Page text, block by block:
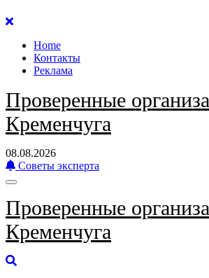
Перейти
содержанию
Home
Контакты
Реклама
Проверенные
Кременчуга
08.08.2026
Советы эксперта
Проверенные
Кременчуга